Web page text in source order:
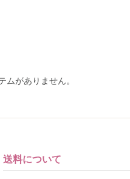
ムがありません。
送料について